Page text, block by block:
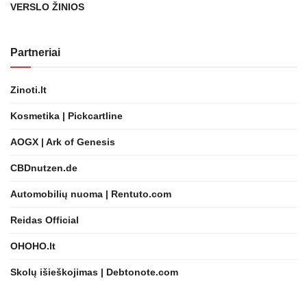
VERSLO ŽINIOS
Partneriai
Zinoti.lt
Kosmetika | Pickcartline
AOGX | Ark of Genesis
CBDnutzen.de
Automobilių nuoma | Rentuto.com
Reidas Official
OHOHO.lt
Skolų išieškojimas | Debtonote.com